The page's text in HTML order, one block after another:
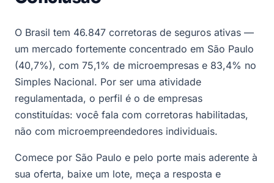
O Brasil tem 46.847 corretoras de seguros ativas —
um mercado fortemente concentrado em São Paulo
(40,7%), com 75,1% de microempresas e 83,4% no
Simples Nacional. Por ser uma atividade
regulamentada, o perfil é o de empresas
constituídas: você fala com corretoras habilitadas,
não com microempreendedores individuais.
Comece por São Paulo e pelo porte mais aderente à
sua oferta, baixe um lote, meça a resposta e